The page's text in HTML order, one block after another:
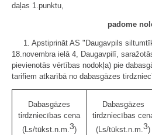
daļas 1.punktu,
padome
1. Apstiprināt AS "Daugavpils
18.novembra ielā 4, Daugavpilī,
pievienotās vērtības nodokļa) pie
tarifiem atkarībā no dabasgāzes
Dabasgāzes
tirdzniecības cena
(Ls/tūkst.n.m.3)
Dabasgāzes
tirdzniecības
(Ls/tūkst.n.m.3)